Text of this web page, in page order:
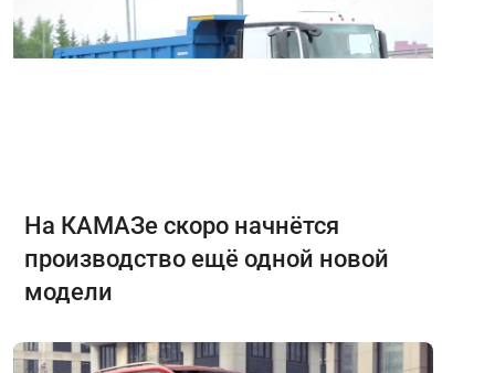
На КАМАЗе скоро начнётся
производство ещё одной новой
модели